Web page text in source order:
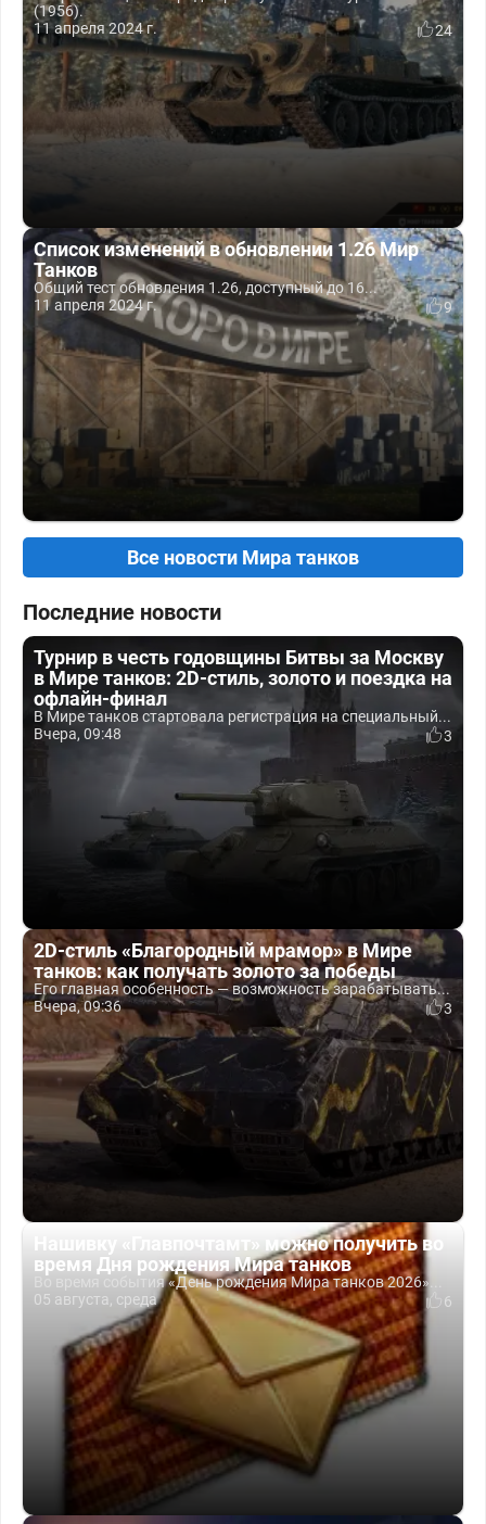
(1956).
11 апреля 2024 г.
24
Список изменений в обновлении 1.26 Мир
Танков
Общий тест обновления 1.26, доступный до 16...
11 апреля 2024 г.
9
Все новости Мира танков
Последние новости
Турнир в честь годовщины Битвы за Москву
в Мире танков: 2D-стиль, золото и поездка на
офлайн-финал
В Мире танков стартовала регистрация на специальный...
Вчера, 09:48
3
2D-стиль «Благородный мрамор» в Мире
танков: как получать золото за победы
Его главная особенность — возможность зарабатывать...
Вчера, 09:36
3
Нашивку «Главпочтамт» можно получить во
время Дня рождения Мира танков
Во время события «День рождения Мира танков 2026»...
05 августа, среда
6